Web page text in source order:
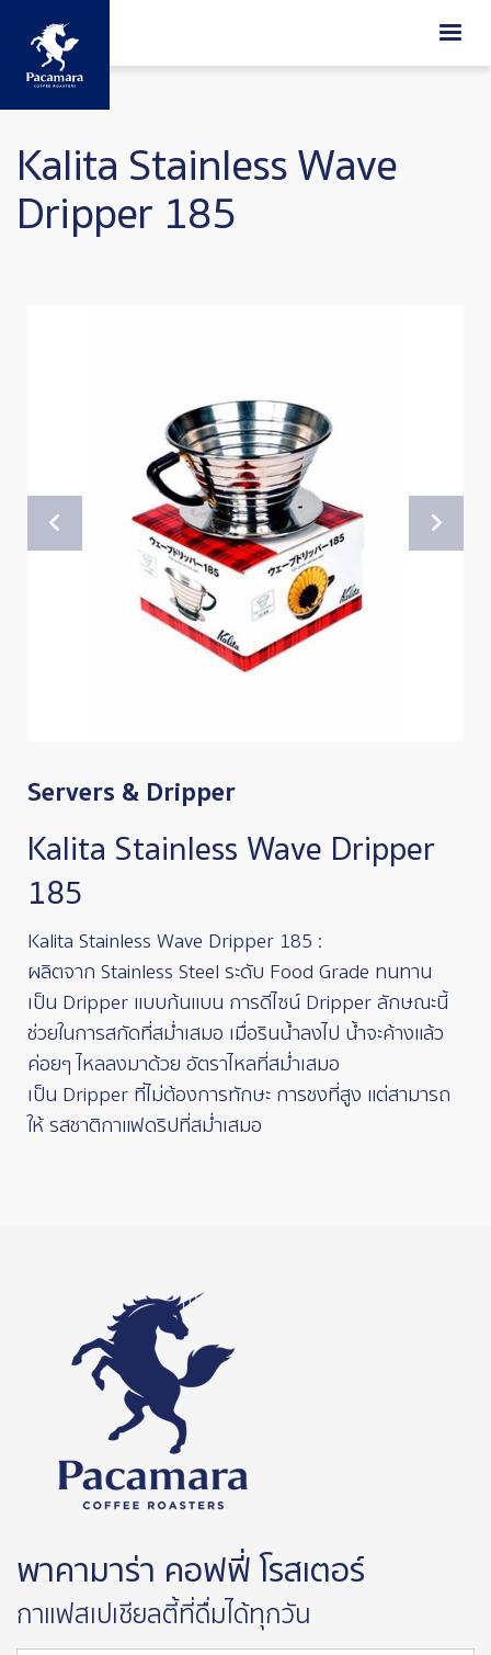
ข้ามไปยังเนื้อหาหลัก
Kalita Stainless Wave
Dripper 185
Servers & Dripper
Kalita Stainless Wave Dripper
185
Kalita Stainless Wave Dripper 185 :
ผลิตจาก Stainless Steel ระดับ Food Grade ทนทาน
เป็น Dripper แบบก้นแบน การดีไซน์ Dripper ลักษณะนี้
ช่วยในการสกัดที่สม่ำเสมอ เมื่อรินน้ำลงไป น้ำจะค้างแล้ว
ค่อยๆ ไหลลงมาด้วย อัตราไหลที่สม่ำเสมอ
เป็น Dripper ที่ไม่ต้องการทักษะ การชงที่สูง แต่สามารถ
ให้ รสชาติกาแฟดริปที่สม่ำเสมอ
พาคามาร่า คอฟฟี่ โรสเตอร์
กาแฟสเปเชียลตี้ที่ดื่มได้ทุกวัน